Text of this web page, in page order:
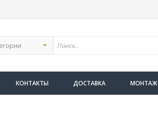
КОНТАКТЫ ДОСТАВКА МОНТАЖ